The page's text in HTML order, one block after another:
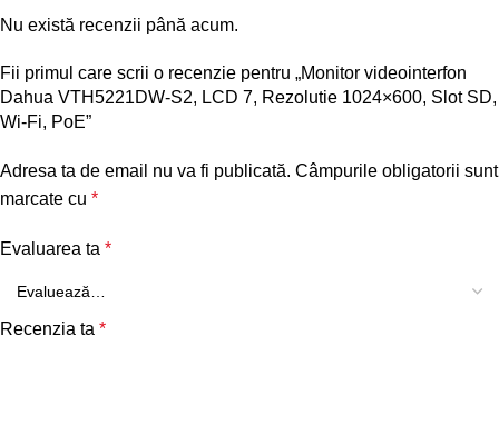
Nu există recenzii până acum.
Fii primul care scrii o recenzie pentru „Monitor videointerfon
Dahua VTH5221DW-S2, LCD 7, Rezolutie 1024×600, Slot SD,
Wi-Fi, PoE”
Adresa ta de email nu va fi publicată. Câmpurile obligatorii sunt
marcate cu *
Evaluarea ta *
Recenzia ta *